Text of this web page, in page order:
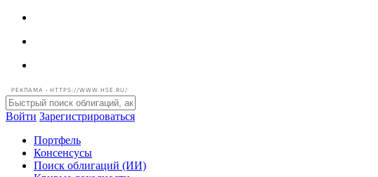
РЕКЛАМА • HTTPS://WWW.HSE.RU/
Войти Зарегистрироваться